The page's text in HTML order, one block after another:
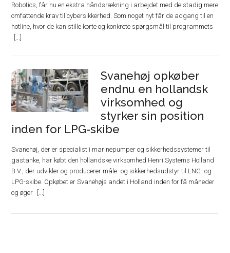
Robotics, får nu en ekstra håndsrækning i arbejdet med de stadig mere
omfattende krav til cybersikkerhed. Som noget nyt får de adgang til en
hotline, hvor de kan stille korte og konkrete spørgsmål til programmets
Svanehøj opkøber
endnu en hollandsk
virksomhed og
styrker sin position
inden for LPG-skibe
Svanehøj, der er specialist i marinepumper og sikkerhedssystemer til
gastanke, har købt den hollandske virksomhed Henri Systems Holland
B.V., der udvikler og producerer måle- og sikkerhedsudstyr til LNG- og
LPG-skibe. Opkøbet er Svanehøjs andet i Holland inden for få måneder
og øger